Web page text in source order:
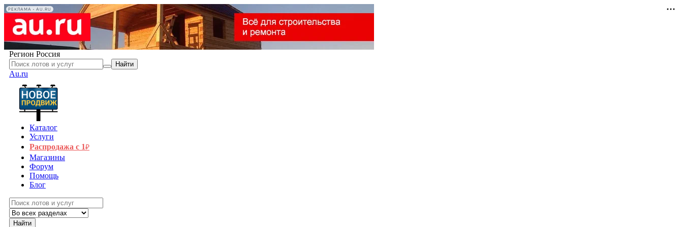
РЕКЛАМА • AU.RU
Регион Россия
Найти
Au.ru
Каталог
Услуги
Распродажа с 1₽
Магазины
Форум
Помощь
Блог
Найти